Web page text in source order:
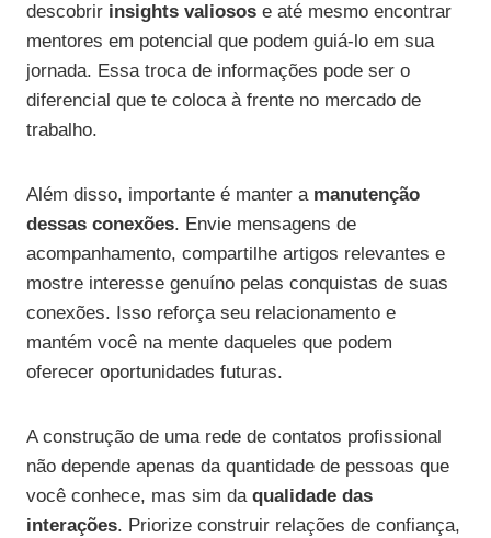
descobrir insights valiosos e até mesmo encontrar
mentores em potencial que podem guiá-lo em sua
jornada. Essa troca de informações pode ser o
diferencial que te coloca à frente no mercado de
trabalho.
Além disso, importante é manter a manutenção
dessas conexões. Envie mensagens de
acompanhamento, compartilhe artigos relevantes e
mostre interesse genuíno pelas conquistas de suas
conexões. Isso reforça seu relacionamento e
mantém você na mente daqueles que podem
oferecer oportunidades futuras.
A construção de uma rede de contatos profissional
não depende apenas da quantidade de pessoas que
você conhece, mas sim da qualidade das
interações. Priorize construir relações de confiança,